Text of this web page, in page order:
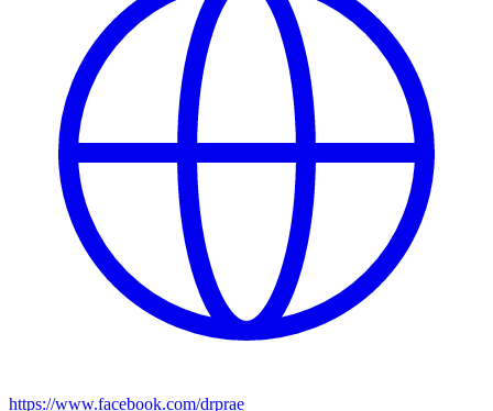
https://www.facebook.com/drprae